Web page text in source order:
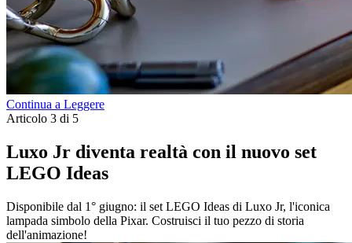
Continua a Leggere
Articolo 3 di 5
Luxo Jr diventa realtà con il nuovo set
LEGO Ideas
Disponibile dal 1° giugno: il set LEGO Ideas di Luxo Jr, l'iconica
lampada simbolo della Pixar. Costruisci il tuo pezzo di storia
dell'animazione!